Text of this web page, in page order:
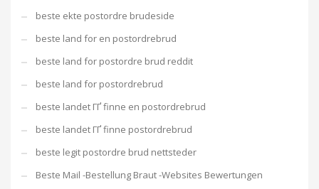
beste ekte postordre brudeside
beste land for en postordrebrud
beste land for postordre brud reddit
beste land for postordrebrud
beste landet ГҐ finne en postordrebrud
beste landet ГҐ finne postordrebrud
beste legit postordre brud nettsteder
Beste Mail -Bestellung Braut -Websites Bewertungen